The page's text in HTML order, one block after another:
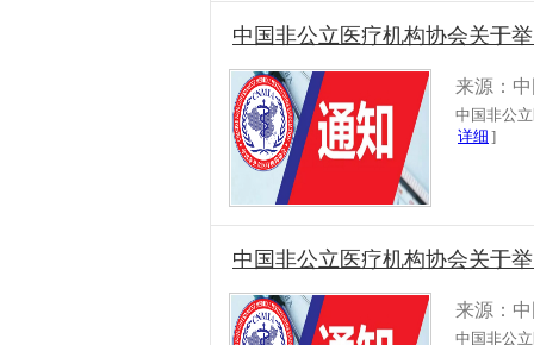
中国非公立医疗机构协会关于
来源：
中国非公
详细 ]
中国非公立医疗机构协会关于
来源：
中国非公